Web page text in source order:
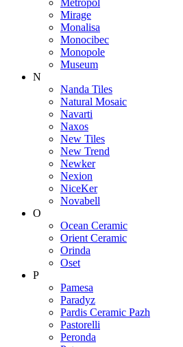
Mirage
Monalisa
Monocibec
Monopole
Museum
N
Nanda Tiles
Natural Mosaic
Navarti
Naxos
New Tiles
New Trend
Newker
Nexion
NiceKer
Novabell
O
Ocean Ceramic
Orient Ceramic
Orinda
Oset
P
Pamesa
Paradyz
Pardis Ceramic Pazh
Pastorelli
Peronda